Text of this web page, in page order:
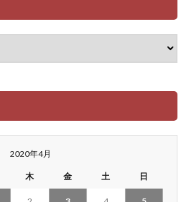
2020年4月
木 金 土 日